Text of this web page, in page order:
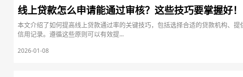
线上贷款怎么申请能通过审核？这些技巧要掌握好！
本文介绍了如何提高线上贷款通过率的关键技巧，包括选择合适的贷款机构、
信用记录。遵循这些原则可以有效提...
2026-01-08